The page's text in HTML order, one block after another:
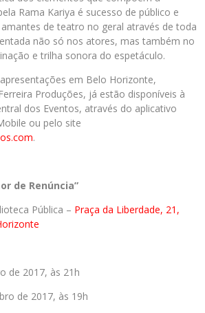
Rama Kariya é sucesso de público e
de teatro no geral através de toda
não só nos atores, mas também no
e trilha sonora do espetáculo.
em Belo Horizonte,
Produções, já estão disponíveis à
dos Eventos, através do aplicativo
ou pelo site
.
de Renúncia”
Pública – Praça da Liberdade, 21,
de 2017, às 21h
de 2017, às 19h